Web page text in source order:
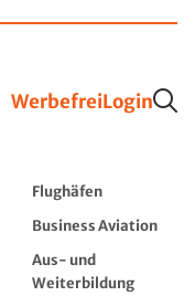
WerbefreiLogin
Flughäfen
Business Aviation
Aus- und
Weiterbildung